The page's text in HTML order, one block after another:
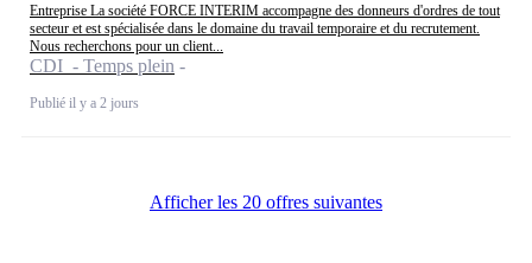
Entreprise La société FORCE INTERIM accompagne des donneurs d'ordres de tout
secteur et est spécialisée dans le domaine du travail temporaire et du recrutement.
Nous recherchons pour un client...
CDI - Temps plein
Publié il y a 2 jours
Afficher les 20 offres suivantes